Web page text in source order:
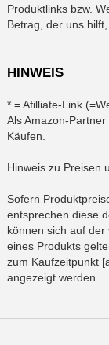
Produktlinks bzw.
Betrag, der uns
HINWEIS
* = Afilliate-Link
Als Amazon-
Käufen.
Hinweis zu Preisen
Sofern
entsprechen diese
können sich auf
eines Produkts
zum Kaufzeitpunkt
angezeigt werden.